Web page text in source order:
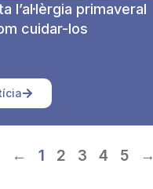
l’al·lèrgia primaveral
cuidar-los
← 1 2 3 4 5 →